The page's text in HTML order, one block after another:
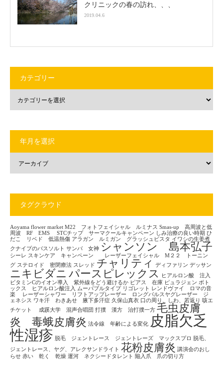
クリニックの春の訪れ、、、
2019.04.6
カテゴリー
年月を選択
タグクラウド
Aoyama flower market M22 フォトフェイシャル ルミナス Smas-up 高周波と低
周波 RF EMS
STCチップ サーマクールキャンペーン しみ治療の良い時期 ひ
だこ リベド 低温熱傷 アラガン ルミガン グラッシュビスタ イワシの生姜煮
クナイプのバスソルト サンバ 女神 シャンソン 島本弘子
シーレ スキンケア キャンペーン レーザーフェイシャル M２２ トーニン
グ ステロイド 密閉療法 スレッド チャリティ ディファリン デッサン
ニキビダニ パースピレックス
ヒアルロン酸 注入
ビタミンCのイオン導入 紫外線をどう避けるか ピアス 在庫 ピュラジェン ボト
ックス ヒアルロン酸注入
ムーバブルタイプ リゴレット レンドヴァイ ロマの音
楽
レーザーシャワー リフトアップレーザー ロングパルスヤグレーザー ジ
ェネシス ワキ汗 わきあせ 腋下多汗症 久保山真衣 口の周り、しわ、若返り 咳エ
チケット
成蹊大学 混声合唱団 打撲 漢方 治打撲一方 毛虫皮膚
炎 毒蛾皮膚炎 法令線 年齢による変化
皮脂欠乏
性湿疹 脱毛 ジェントレース ジェントレーズ マックスプロ
脱毛、
ジェントレース、ヤグ、アレクサンドライト 花粉皮膚炎 講演会のおし
らせ 赤い 乾く 乾燥 運河 ネクシードタレント 陥入爪 爪の切り方